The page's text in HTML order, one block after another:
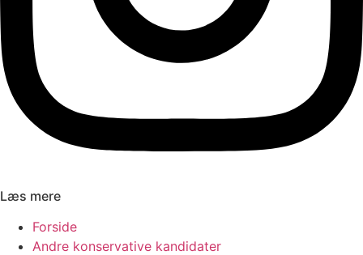
Læs mere
Forside
Andre konservative kandidater